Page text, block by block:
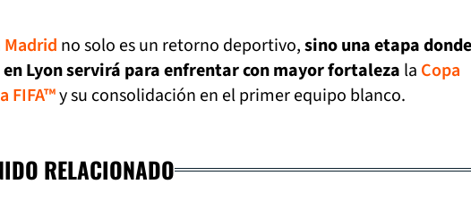
Madrid no solo es un retorno deportivo,sino una etapa
Lyon servirá para enfrentar con mayor fortaleza la Copa
FIFA™y su consolidación en el primer equipo blanco.
RELACIONADO